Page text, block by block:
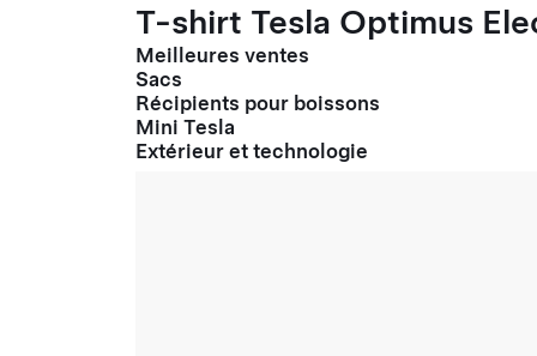
T-shirt Tesla Optimus
Meilleures ventes
Sacs
Récipients pour boissons
Mini Tesla
Extérieur et technologie